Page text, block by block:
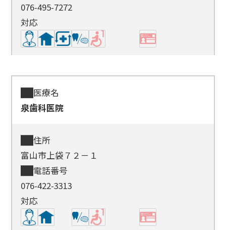
076-495-7272
対応
医療名
泉歯科医院
住所
富山市上袋７２－１
電話番号
076-422-3313
対応